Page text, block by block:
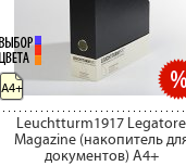
Leuchtturm1917 Legatore
Magazine (накопитель
документов) А4+
A4+